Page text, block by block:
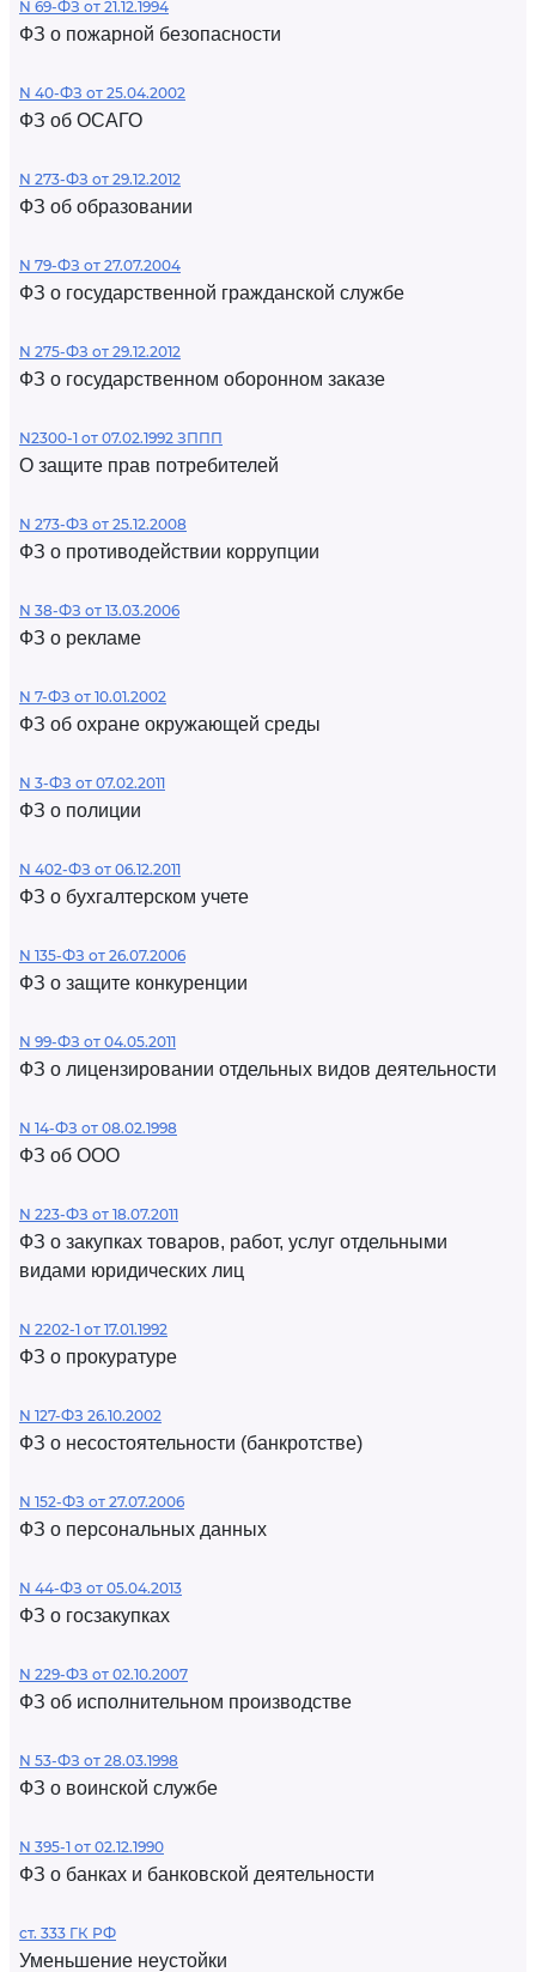
N 69-ФЗ от 21.12.1994
ФЗ о пожарной безопасности
N 40-ФЗ от 25.04.2002
ФЗ об ОСАГО
N 273-ФЗ от 29.12.2012
ФЗ об образовании
N 79-ФЗ от 27.07.2004
ФЗ о государственной гражданской службе
N 275-ФЗ от 29.12.2012
ФЗ о государственном оборонном заказе
N2300-1 от 07.02.1992 ЗППП
О защите прав потребителей
N 273-ФЗ от 25.12.2008
ФЗ о противодействии коррупции
N 38-ФЗ от 13.03.2006
ФЗ о рекламе
N 7-ФЗ от 10.01.2002
ФЗ об охране окружающей среды
N 3-ФЗ от 07.02.2011
ФЗ о полиции
N 402-ФЗ от 06.12.2011
ФЗ о бухгалтерском учете
N 135-ФЗ от 26.07.2006
ФЗ о защите конкуренции
N 99-ФЗ от 04.05.2011
ФЗ о лицензировании отдельных видов деятельности
N 14-ФЗ от 08.02.1998
ФЗ об ООО
N 223-ФЗ от 18.07.2011
ФЗ о закупках товаров, работ, услуг отдельными
видами юридических лиц
N 2202-1 от 17.01.1992
ФЗ о прокуратуре
N 127-ФЗ 26.10.2002
ФЗ о несостоятельности (банкротстве)
N 152-ФЗ от 27.07.2006
ФЗ о персональных данных
N 44-ФЗ от 05.04.2013
ФЗ о госзакупках
N 229-ФЗ от 02.10.2007
ФЗ об исполнительном производстве
N 53-ФЗ от 28.03.1998
ФЗ о воинской службе
N 395-1 от 02.12.1990
ФЗ о банках и банковской деятельности
ст. 333 ГК РФ
Уменьшение неустойки